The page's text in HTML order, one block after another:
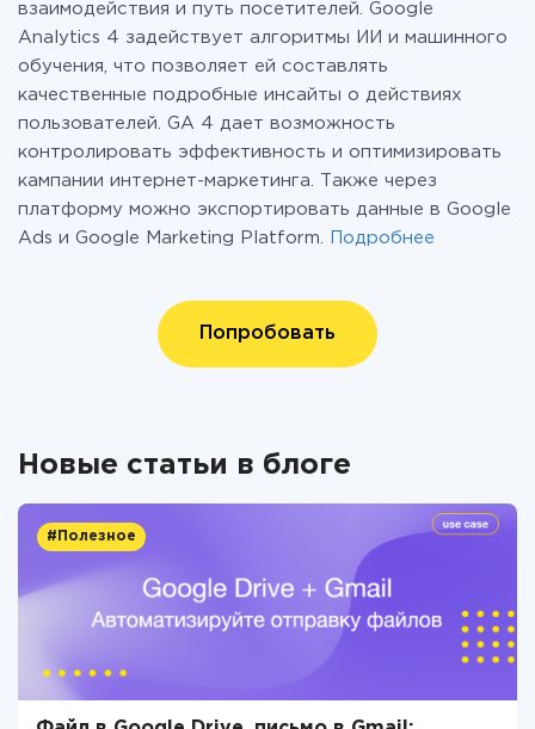
взаимодействия и путь посетителей. Google
Analytics 4 задействует алгоритмы ИИ и машинного
обучения, что позволяет ей составлять
качественные подробные инсайты о действиях
пользователей. GA 4 дает возможность
контролировать эффективность и оптимизировать
кампании интернет-маркетинга. Также через
платформу можно экспортировать данные в Google
Ads и Google Marketing Platform.
Подробнее
Попробовать
Новые статьи в блоге
#Полезное